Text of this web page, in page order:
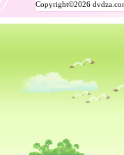
Copyright©2026